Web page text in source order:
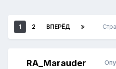
1 2 ВПЕРЁД
RA_Marauder